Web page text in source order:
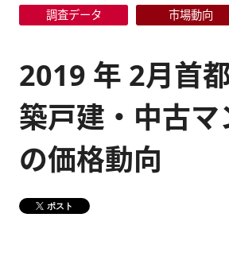
事業所・グループ会社
サステナビリティ
健康経営
DX戦略
ニュースリリース
ランキング
メディア掲載情報
不動産会社間情報流
新卒採用情報
キャリア採用情報
障がい者採用情報
お問合せ
調査データ 市場動向
2019 年 2月首
築戸建・中古マ
の価格動向
ポスト